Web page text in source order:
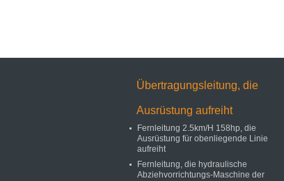
Übertragungsleitung, die
Ausrüstung aufreiht
Fernleitung 2.5km/H 158hp, die
Ausrüstung für obenliegende Linie
aufreiht
Fernleitung, die hydraulische
Abziehvorrichtungs-Maschine der